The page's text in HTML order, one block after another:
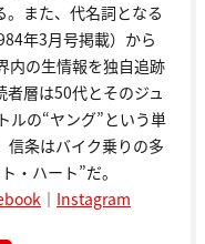
。また、代名詞となる
年3月号掲載）から
内の生情報を独自追跡
者層は50代とそのジュ
ルの“ヤング”という単
信条はバイク乗りの多
・ハート”だ。
｜ Instagram